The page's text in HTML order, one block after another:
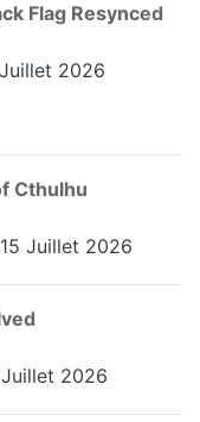
Flag Resynced
2026
Cthulhu
Juillet 2026
2026